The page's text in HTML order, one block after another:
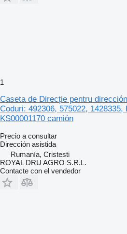
1
Caseta de Direcție pentru
Coduri: 492306, 575022, 1428335,
KS00001170 camión
Precio a consultar
Dirección asistida
Rumanía, Cristesti
ROYAL DRU AGRO S.R.L.
Contacte con el vendedor